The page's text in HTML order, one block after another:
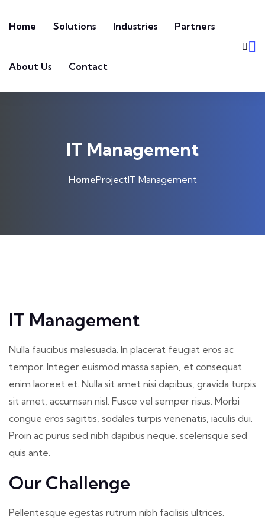
Home Solutions Industries Partners
About Us Contact
IT Management
HomeProjectIT Management
IT Management
Nulla faucibus malesuada. In placerat feugiat eros ac
tempor. Integer euismod massa sapien, et consequat
enim laoreet et. Nulla sit amet nisi dapibus, gravida turpis
sit amet, accumsan nisl. Fusce vel semper risus. Morbi
congue eros sagittis, sodales turpis venenatis, iaculis dui.
Proin ac purus sed nibh dapibus neque. scelerisque sed
quis ante.
Our Challenge
Pellentesque egestas rutrum nibh facilisis ultrices.